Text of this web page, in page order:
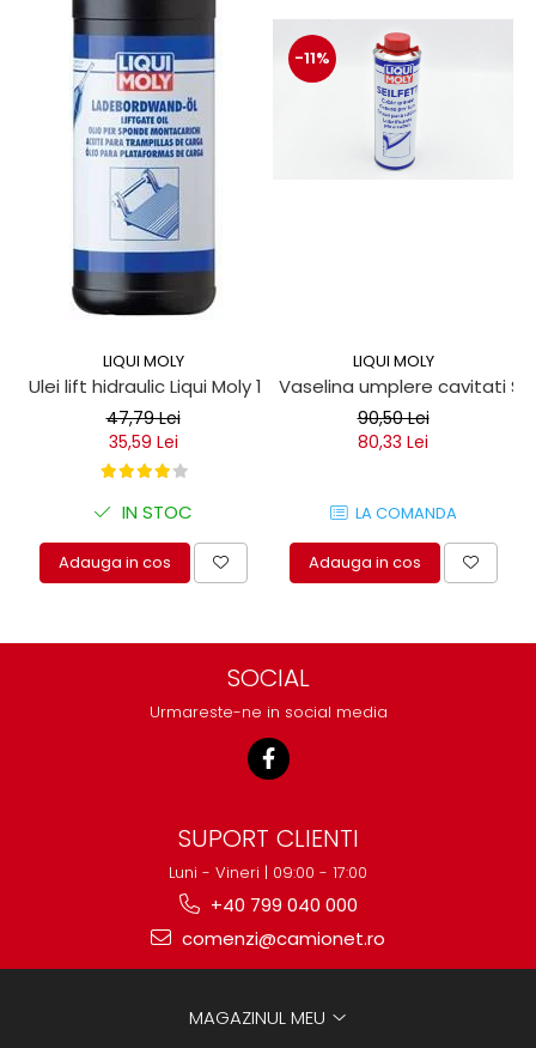
LIQUI MOLY
Ulei lift hidraulic Liqui Moly 1 litru
47,79 Lei
35,59 Lei
IN STOC
Adauga in cos
-11%
LIQUI MOLY
Vaselina umplere cavitati
90,50 Lei
80,33 Lei
LA COMANDA
Adauga in cos
SOCIAL
Urmareste-ne in social media
SUPORT CLIENTI
Luni - Vineri | 09:00 - 17:00
+40 799 040 000
comenzi@camionet.ro
MAGAZINUL MEU